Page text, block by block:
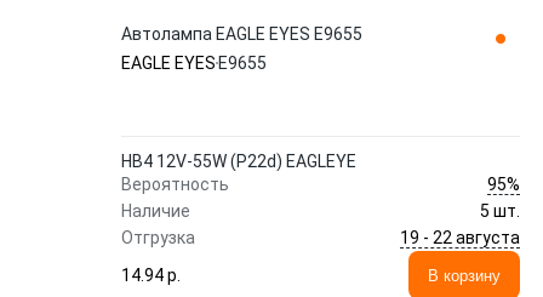
Автолампа EAGLE EYES E9655
EAGLE EYES E9655
HB4 12V-55W (P22d) EAGLEYE
Вероятность
95%
Наличие
5 шт.
Отгрузка
19 - 22 августа
14.94 p.
В корзину